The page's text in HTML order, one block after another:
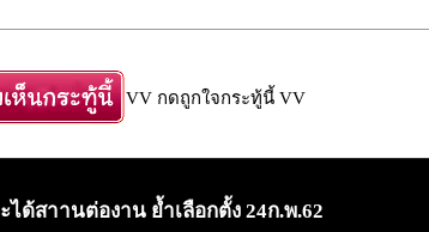
VV กดถูกใจกระทู้นี้ VV
ด้สาานต่องาน ย้ำเลือกตั้ง 24ก.พ.62